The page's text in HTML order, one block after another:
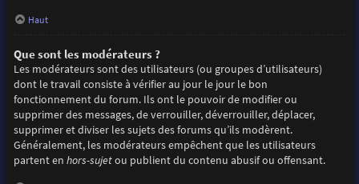
Haut
Que sont les modérateurs ?
Les modérateurs sont des utilisateurs (ou groupes d’utilisateurs)
dont le travail consiste à vérifier au jour le jour le bon
fonctionnement du forum. Ils ont le pouvoir de modifier ou
supprimer des messages, de verrouiller, déverrouiller, déplacer,
supprimer et diviser les sujets des forums qu’ils modèrent.
Généralement, les modérateurs empêchent que les utilisateurs
partent en hors-sujetou publient du contenu abusif ou offensant.